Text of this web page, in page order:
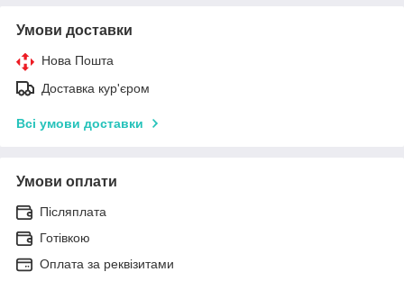
Умови доставки
Нова Пошта
Доставка кур'єром
Всі умови доставки
Умови оплати
Післяплата
Готівкою
Оплата за реквізитами